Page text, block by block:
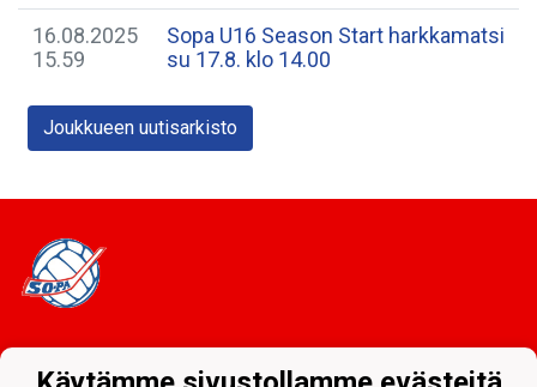
16.08.2025
15.59
Sopa U16 Season Start harkkamatsi
su 17.8. klo 14.00
Joukkueen uutisarkisto